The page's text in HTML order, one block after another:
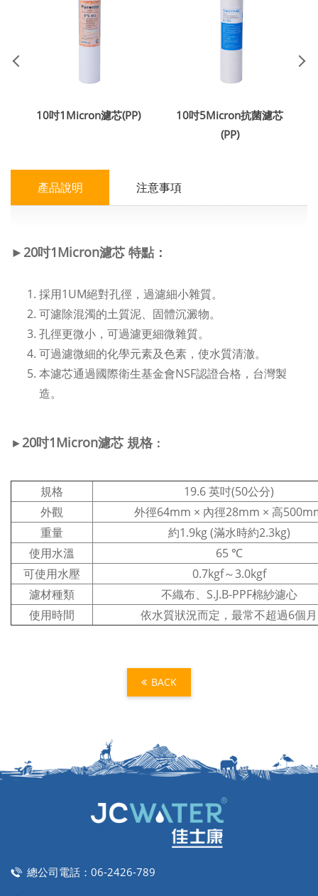
10吋1Micron濾芯(PP)
10吋5Micron抗菌濾芯
(PP)
產品說明 注意事項
► 20吋1Micron濾芯 特點 ：
採用1UM絕對孔徑，過濾細小雜質。
可濾除混濁的土質泥、固體沉澱物。
孔徑更微小，可過濾更細微雜質。
可過濾微細的化學元素及色素，使水質清澈。
本濾芯通過國際衛生基金會NSF認證合格，台灣製
造。
► 20吋1Micron濾芯 規格：
規格
19.6 英吋(50公分)
外觀
外徑64mm × 內徑28mm × 高
重量
約1.9kg (滿水時約2.3kg)
使用水溫
65 ℃
可使用水壓
0.7kgf～3.0kgf
濾材種類
不織布、S.J.B-PPF棉紗濾心
使用時間
依水質狀況而定，最常不超過6個月
BACK
總公司電話：06-2426-789